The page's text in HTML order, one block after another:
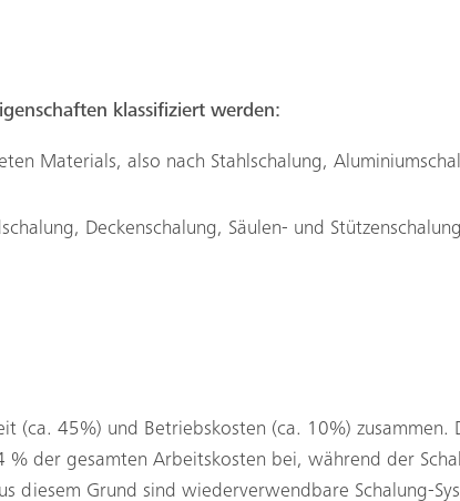
klassifiziert werden:
Materials, also nach Stahlschalung,
Deckenschalung, Säulen- und
(ca. 45%) und Betriebskosten (ca. 10%) zusammen.
der gesamten Arbeitskosten bei, während der
diesem Grund sind wiederverwendbare Schalung-